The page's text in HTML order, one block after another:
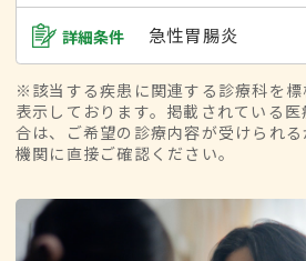
詳細条件 急性胃腸炎
※該当する疾患に関連する診療科を
表示しております。掲載されている
合は、ご希望の診療内容が受けられ
機関に直接ご確認ください。